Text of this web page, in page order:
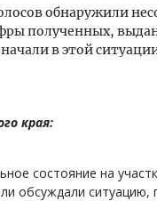
обнаружили
полученных,
в этой
края:
состояние на
обсуждали ситуацию,